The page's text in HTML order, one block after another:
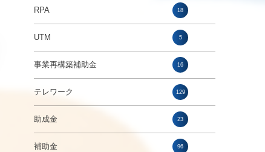
RPA 18
UTM 5
事業再構築補助金 16
テレワーク 129
助成金 23
補助金 96